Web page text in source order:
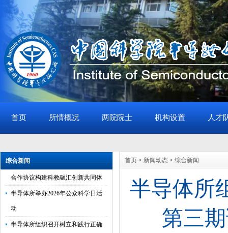
首页 所情概况 两院院士 机构设置 人才
综合新闻
获奖喜讯|半导体所林学春研究员荣
半导体所与北京林业大学签署战略
合作协议构建科教融汇创新共同体
半导体所举办2026年公众科学日活
半导体所组织召开树立和践行正确
首页 > 新闻动态 > 综合新闻
半导体所
第三